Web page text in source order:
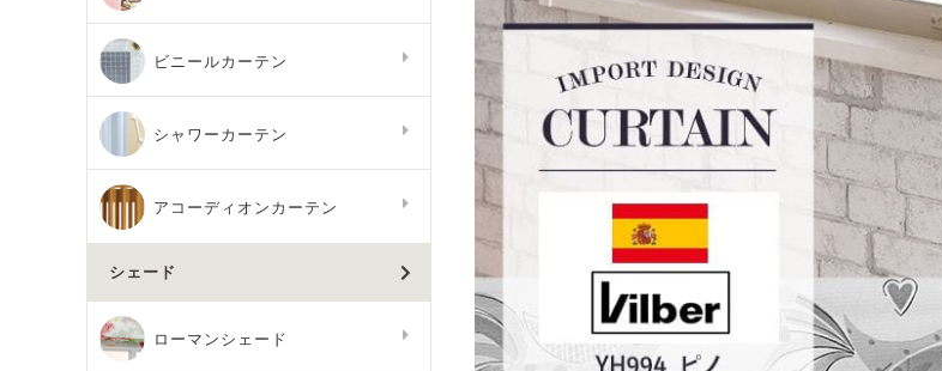
ビニールカーテン
シャワーカーテン
アコーディオンカーテン
シェード
ローマンシェード